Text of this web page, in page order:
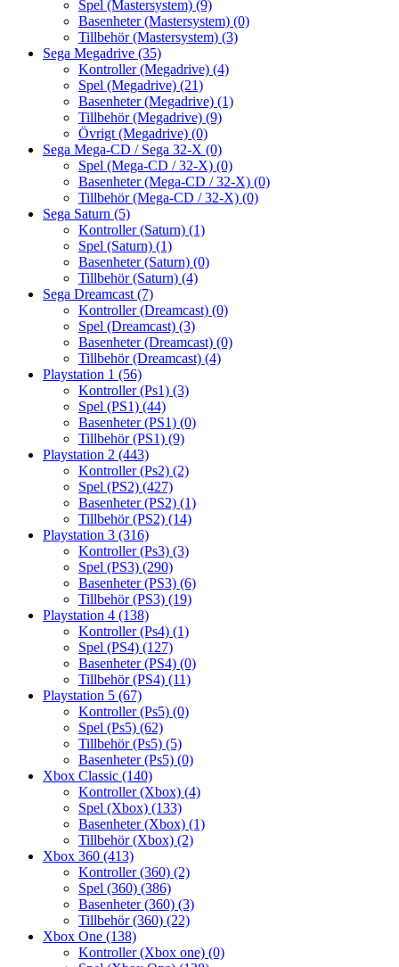
Spel (Mastersystem) (9)
Basenheter (Mastersystem) (0)
Tillbehör (Mastersystem) (3)
Sega Megadrive (35)
Kontroller (Megadrive) (4)
Spel (Megadrive) (21)
Basenheter (Megadrive) (1)
Tillbehör (Megadrive) (9)
Övrigt (Megadrive) (0)
Sega Mega-CD / Sega 32-X (0)
Spel (Mega-CD / 32-X) (0)
Basenheter (Mega-CD / 32-X) (0)
Tillbehör (Mega-CD / 32-X) (0)
Sega Saturn (5)
Kontroller (Saturn) (1)
Spel (Saturn) (1)
Basenheter (Saturn) (0)
Tillbehör (Saturn) (4)
Sega Dreamcast (7)
Kontroller (Dreamcast) (0)
Spel (Dreamcast) (3)
Basenheter (Dreamcast) (0)
Tillbehör (Dreamcast) (4)
Playstation 1 (56)
Kontroller (Ps1) (3)
Spel (PS1) (44)
Basenheter (PS1) (0)
Tillbehör (PS1) (9)
Playstation 2 (443)
Kontroller (Ps2) (2)
Spel (PS2) (427)
Basenheter (PS2) (1)
Tillbehör (PS2) (14)
Playstation 3 (316)
Kontroller (Ps3) (3)
Spel (PS3) (290)
Basenheter (PS3) (6)
Tillbehör (PS3) (19)
Playstation 4 (138)
Kontroller (Ps4) (1)
Spel (PS4) (127)
Basenheter (PS4) (0)
Tillbehör (PS4) (11)
Playstation 5 (67)
Kontroller (Ps5) (0)
Spel (Ps5) (62)
Tillbehör (Ps5) (5)
Basenheter (Ps5) (0)
Xbox Classic (140)
Kontroller (Xbox) (4)
Spel (Xbox) (133)
Basenheter (Xbox) (1)
Tillbehör (Xbox) (2)
Xbox 360 (413)
Kontroller (360) (2)
Spel (360) (386)
Basenheter (360) (3)
Tillbehör (360) (22)
Xbox One (138)
Kontroller (Xbox one) (0)